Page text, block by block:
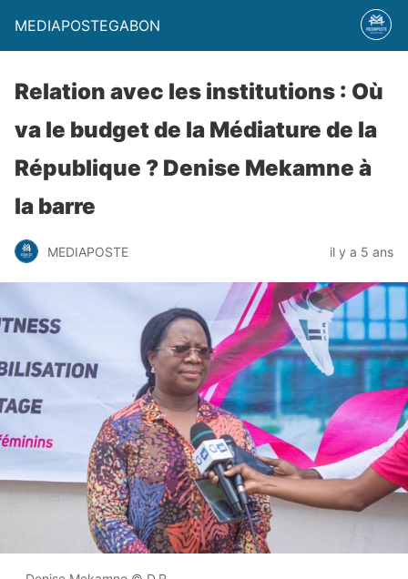
MEDIAPOSTEGABON
Relation avec les institutions : Où
va le budget de la Médiature de la
République ? Denise Mekamne à
la barre
MEDIAPOSTE il y a 5 ans